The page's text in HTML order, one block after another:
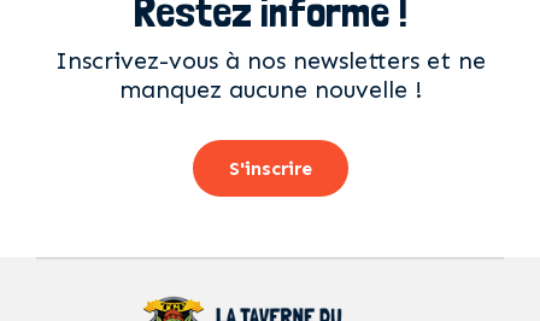
Restez informé !
Inscrivez-vous à nos newsletters et ne
manquez aucune nouvelle !
S'inscrire